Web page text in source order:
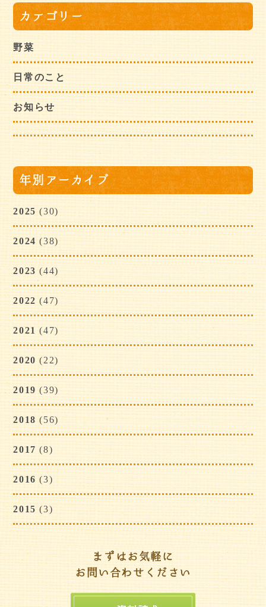
カテゴリー
野菜
日常のこと
お知らせ
年別アーカイブ
2025(30)
2024(38)
2023 (44)
2022(47)
2021(47)
2020(22)
2019(39)
2018(56)
2017 (8)
2016 (3)
2015(3)
まずはお気軽に
お問い合わせください